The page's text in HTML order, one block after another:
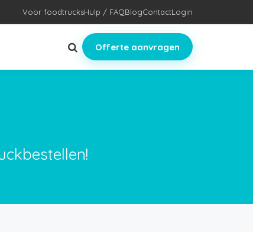
Voor foodtrucksHulp / FAQBlogContactLogin
Offerte aanvragen